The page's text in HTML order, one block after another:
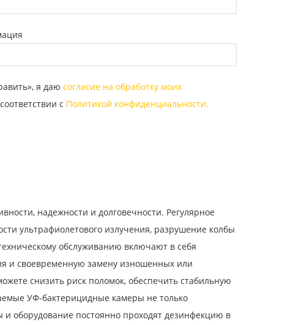
я даю согласие на обработку моих
с Политикой конфиденциальности.
надежности и долговечности. Регулярное
ультрафиолетового излучения, разрушение колбы
обслуживанию включают в себя
и своевременную замену изношенных или
снизить риск поломок, обеспечить стабильную
УФ-бактерицидные камеры не только
оборудование постоянно проходят дезинфекцию в